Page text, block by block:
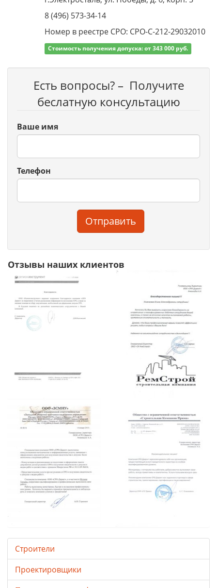
8 (496) 573-34-14
Номер в реестре СРО: СРО-С-212-29032010
Стоимость получения допуска: от 343 000 руб.
Есть вопросы? – Получите
беслатную консультацию
Ваше имя
Телефон
Отправить
Отзывы наших клиентов
Строители
Проектировщики